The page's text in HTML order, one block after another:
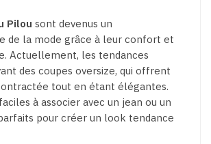
Pilou sont devenus un
de la mode grâce à leur confort et
Actuellement, les tendances
des coupes oversize, qui offrent
tout en étant élégantes.
à associer avec un jean ou un
pour créer un look tendance